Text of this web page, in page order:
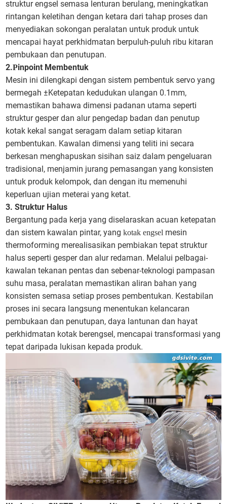
struktur engsel semasa lenturan berulang, meningkatkan
rintangan keletihan dengan ketara dari tahap proses dan
menyediakan sokongan peralatan untuk produk untuk
mencapai hayat perkhidmatan berpuluh-puluh ribu kitaran
pembukaan dan penutupan.
2.Pinpoint Membentuk
Mesin ini dilengkapi dengan sistem pembentuk servo yang
bermegah ±Ketepatan kedudukan ulangan 0.1mm,
memastikan bahawa dimensi padanan utama seperti
struktur gesper dan alur pengedap badan dan penutup
kotak kekal sangat seragam dalam setiap kitaran
pembentukan. Kawalan dimensi yang teliti ini secara
berkesan menghapuskan sisihan saiz dalam pengeluaran
tradisional, menjamin jurang pemasangan yang konsisten
untuk produk kelompok, dan dengan itu memenuhi
keperluan ujian meterai yang ketat.
3. Struktur Halus
Bergantung pada kerja yang diselaraskan acuan ketepatan
dan sistem kawalan pintar, yangkotak engsel mesin
thermoforming merealisasikan pembiakan tepat struktur
halus seperti gesper dan alur redaman. Melalui pelbagai-
kawalan tekanan pentas dan sebenar-teknologi pampasan
suhu masa, peralatan memastikan aliran bahan yang
konsisten semasa setiap proses pembentukan. Kestabilan
proses ini secara langsung menentukan kelancaran
pembukaan dan penutupan, daya lantunan dan hayat
perkhidmatan kotak berengsel, mencapai transformasi yang
tepat daripada lukisan kepada produk.